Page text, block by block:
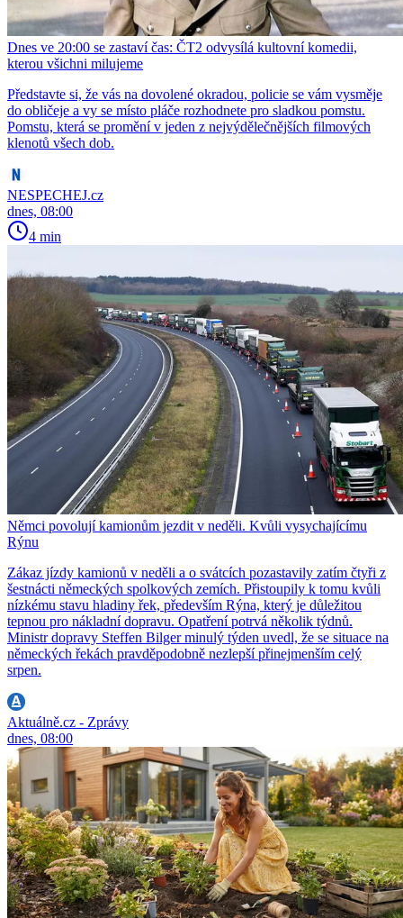
Dnes ve 20:00 se zastaví čas: ČT2 odvysílá kultovní komedii,
kterou všichni milujeme
Představte si, že vás na dovolené okradou, policie se vám vysměje
do obličeje a vy se místo pláče rozhodnete pro sladkou pomstu.
Pomstu, která se promění v jeden z nejvýdělečnějších filmových
klenotů všech dob.
NESPECHEJ.cz
dnes, 08:00
4 min
Němci povolují kamionům jezdit v neděli. Kvůli vysychajícímu
Rýnu
Zákaz jízdy kamionů v neděli a o svátcích pozastavily zatím čtyři z
šestnácti německých spolkových zemích. Přistoupily k tomu kvůli
nízkému stavu hladiny řek, především Rýna, který je důležitou
tepnou pro nákladní dopravu. Opatření potrvá několik týdnů.
Ministr dopravy Steffen Bilger minulý týden uvedl, že se situace na
německých řekách pravděpodobně nezlepší přinejmenším celý
srpen.
Aktuálně.cz - Zprávy
dnes, 08:00